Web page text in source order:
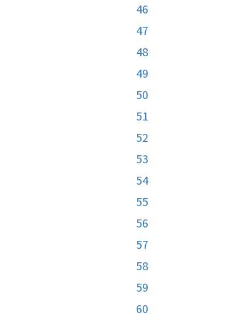
46
47
48
49
50
51
52
53
54
55
56
57
58
59
60